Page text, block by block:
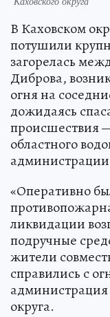
В Каховском
потушили
загорелась
Диброва,
огня на
дожидаясь
происшествия
областного
«Оперативно
ликвидации
подручные
жители
справились с
администрация
округа.